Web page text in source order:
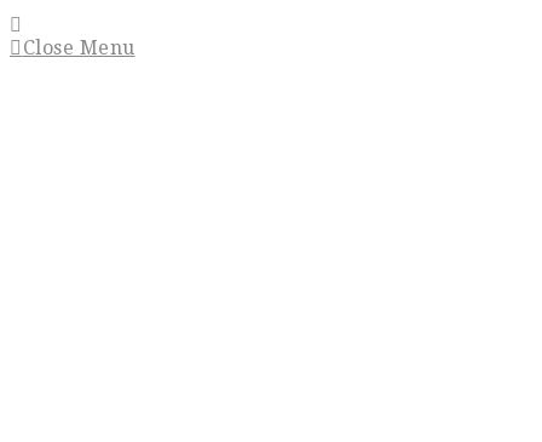
Close Menu